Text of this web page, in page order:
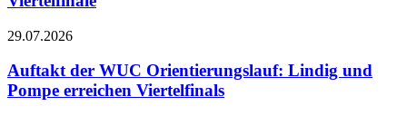
29.07.2026
Auftakt der WUC Orientierungslauf: Lindig und
Pompe erreichen Viertelfinals